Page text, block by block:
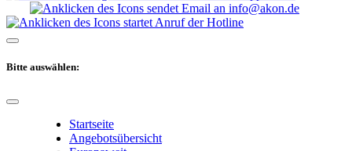
Bitte auswählen:
Startseite
Angebotsübersicht